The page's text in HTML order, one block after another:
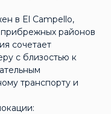
в El Campello,
районов
сочетает
с близостью к
транспорту и